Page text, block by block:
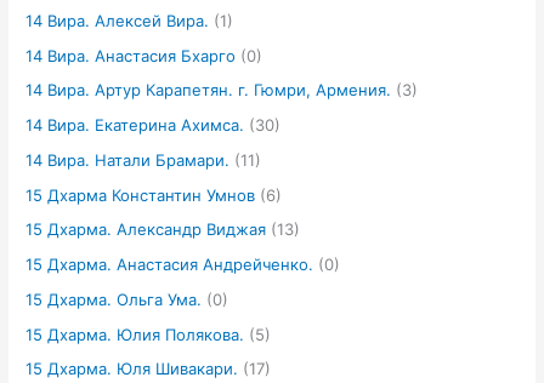
14 Вира. Алексей Вира. (1)
14 Вира. Анастасия Бхарго (0)
14 Вира. Артур Карапетян. г. Гюмри, Армения. (3)
14 Вира. Екатерина Ахимса. (30)
14 Вира. Натали Брамари. (11)
15 Дхарма Константин Умнов (6)
15 Дхарма. Александр Виджая (13)
15 Дхарма. Анастасия Андрейченко. (0)
15 Дхарма. Ольга Ума. (0)
15 Дхарма. Юлия Полякова. (5)
15 Дхарма. Юля Шивакари. (17)